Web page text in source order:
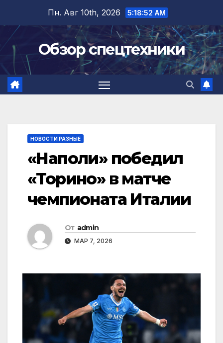
содержимому
Пн. Авг 10th, 2026 5:18:53 AM
Обзор спецтехники
НОВОСТИ РАЗНЫЕ
«Наполи» победил
«Торино» в матче
чемпионата Италии
От admin
МАР 7, 2026